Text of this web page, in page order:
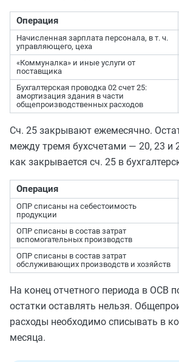
Операция
Начисленная зарплата персонала, в т. ч.
управляющего, цеха
«Коммуналка» и иные услуги от
поставщика
Бухгалтерская проводка 02 счет 25:
амортизация здания в части
общепроизводственных расходов
Сч. 25 закрывают ежемесячно.
между тремя бухсчетами — 20, 23 и
как закрывается сч. 25 в
Операция
ОПР списаны на себестоимость
продукции
ОПР списаны в состав затрат
вспомогательных производств
ОПР списаны в состав затрат
обслуживающих производств и хозяйств
На конец отчетного периода в ОСВ
остатки оставлять нельзя.
расходы необходимо списывать в
месяца.